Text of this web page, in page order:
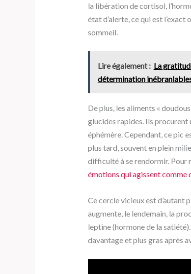
la libération de cortisol,
état d’alerte, ce qui est
sommeil.
Lire également : La
détermination
De plus, les aliments «
glucides rapides. Ils procurent
éphémère. Cependant, ce pic
plus tard, souvent en plein
difficulté à se rendormir. Pour
émotions qui agissent comme
Ce cercle vicieux est d’autant
augmente, le lendemain, la
leptine (hormone de la
davantage et plus gras après